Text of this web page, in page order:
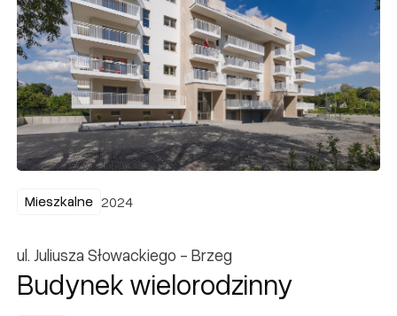
Mieszkalne
Mieszkalne 2024
ul. Juliusza Słowackiego - Brzeg
Budynek wielorodzinny